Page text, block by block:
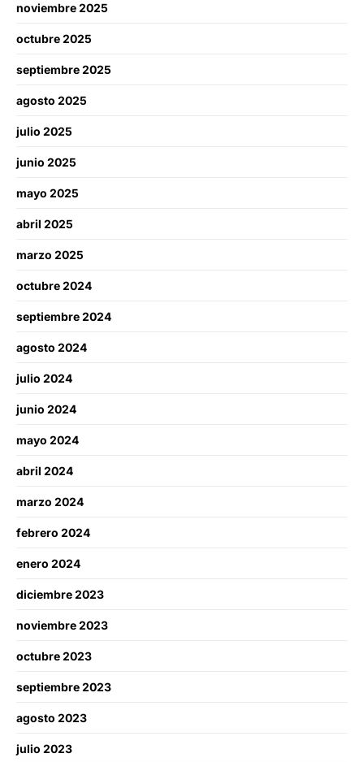
noviembre 2025
octubre 2025
septiembre 2025
agosto 2025
julio 2025
junio 2025
mayo 2025
abril 2025
marzo 2025
octubre 2024
septiembre 2024
agosto 2024
julio 2024
junio 2024
mayo 2024
abril 2024
marzo 2024
febrero 2024
enero 2024
diciembre 2023
noviembre 2023
octubre 2023
septiembre 2023
agosto 2023
julio 2023